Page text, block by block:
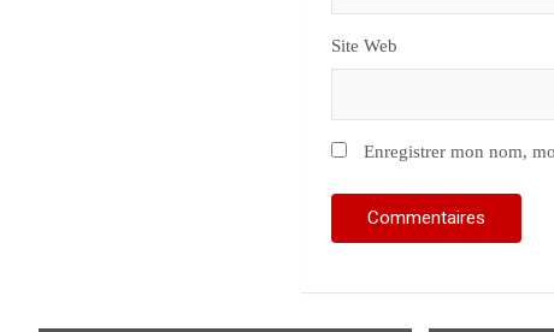
Site Web
Enregistrer mon nom,